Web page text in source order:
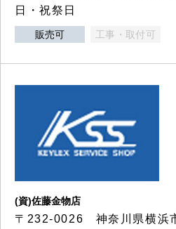
日・祝祭日
販売可 工事・取付可
(資)佐藤金物店
〒232-0026 神奈川県横浜